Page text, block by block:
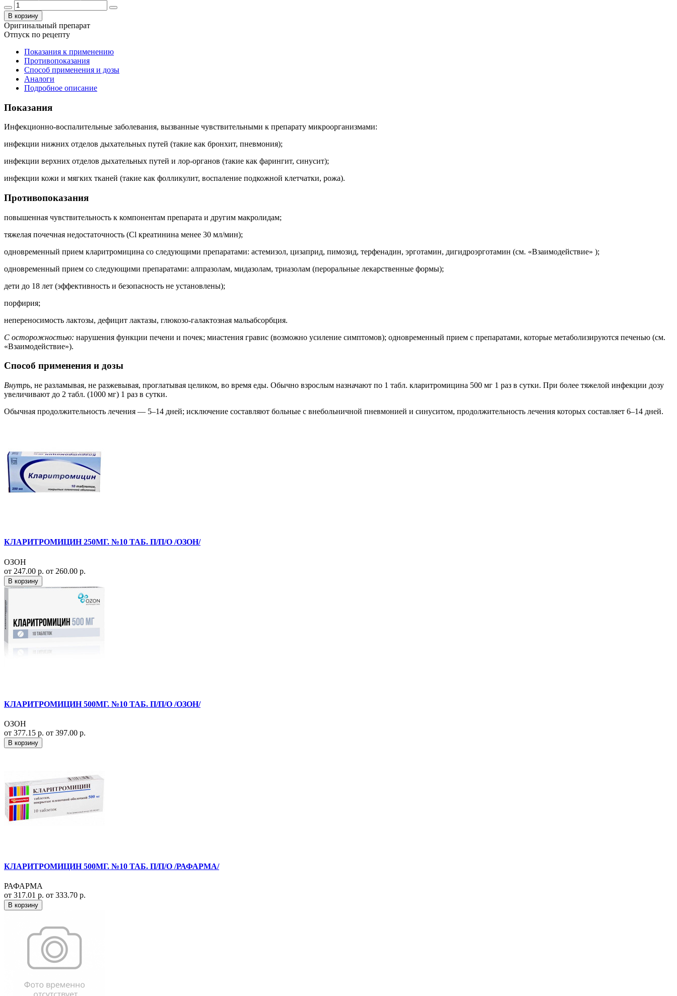
В корзину
Оригинальный препарат
Отпуск по рецепту
Показания к применению
Противопоказания
Способ применения и дозы
Аналоги
Подробное описание
Показания
Инфекционно-воспалительные заболевания, вызванные чувствительными к препарату микроорганизмами:
инфекции нижних отделов дыхательных путей (такие как бронхит, пневмония);
инфекции верхних отделов дыхательных путей и лор-органов (такие как фарингит, синусит);
инфекции кожи и мягких тканей (такие как фолликулит, воспаление подкожной клетчатки, рожа).
Противопоказания
повышенная чувствительность к компонентам препарата и другим макролидам;
тяжелая почечная недостаточность (Cl креатинина менее 30 мл/мин);
одновременный прием кларитромицина со следующими препаратами: астемизол, цизаприд, пимозид, терфенадин, эрготамин, дигидроэрготамин (см. «Взаимодействие» );
одновременный прием со следующими препаратами: алпразолам, мидазолам, триазолам (пероральные лекарственные формы);
дети до 18 лет (эффективность и безопасность не установлены);
порфирия;
непереносимость лактозы, дефицит лактазы, глюкозо-галактозная мальабсорбция.
С осторожностью: нарушения функции печени и почек; миастения гравис (возможно усиление симптомов); одновременный прием с препаратами, которые метаболизируются печенью (см.
«Взаимодействие»).
Способ применения и дозы
Внутрь, не разламывая, не разжевывая, проглатывая целиком, во время еды. Обычно взрослым назначают по 1 табл. кларитромицина 500 мг 1 раз в сутки. При более тяжелой инфекции дозу
увеличивают до 2 табл. (1000 мг) 1 раз в сутки.
Обычная продолжительность лечения — 5–14 дней; исключение составляют больные с внебольничной пневмонией и синуситом, продолжительность лечения которых составляет 6–14 дней.
КЛАРИТРОМИЦИН 250МГ. №10 ТАБ. П/П/О /ОЗОН/
ОЗОН
от 247.00 р. от 260.00 р.
В корзину
КЛАРИТРОМИЦИН 500МГ. №10 ТАБ. П/П/О /ОЗОН/
ОЗОН
от 377.15 р. от 397.00 р.
В корзину
КЛАРИТРОМИЦИН 500МГ. №10 ТАБ. П/П/О /РАФАРМА/
РАФАРМА
от 317.01 р. от 333.70 р.
В корзину